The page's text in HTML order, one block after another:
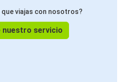
que viajas con nosotros?
nuestro servicio